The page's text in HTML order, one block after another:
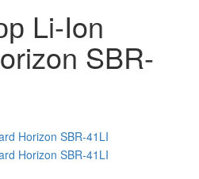
Li-Ion
SBR-